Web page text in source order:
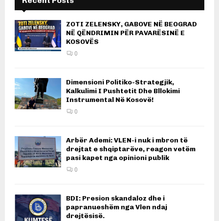
ZOTI ZELENSKY, GABOVE NË BEOGRAD
NË QËNDRIMIN PËR PAVARËSINË E
KOSOVËS
0
Dimensioni Politiko-Strategjik,
Kalkulimi I Pushtetit Dhe Bllokimi
Instrumental Në Kosovë!
0
Arbër Ademi: VLEN-i nuk i mbron të
drejtat e shqiptarëve, reagon vetëm
pasi kapet nga opinioni publik
0
BDI: Presion skandaloz dhe i
papranueshëm nga Vlen ndaj
drejtësisë.